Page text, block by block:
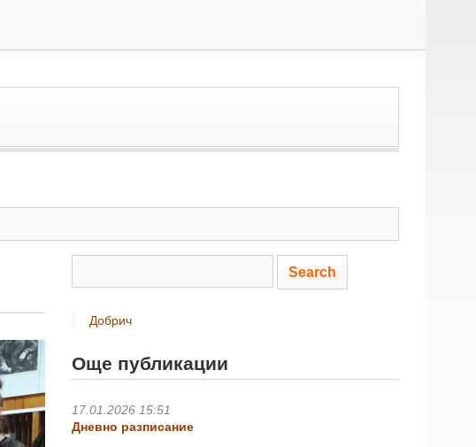
Добрич
Още публикации
17.01.2026 15:51
Дневно разписание